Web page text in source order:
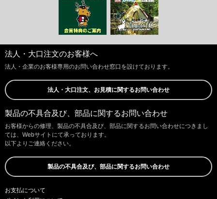
法人・大口注文のお客様へ
法人・企業のお客様専用のお問い合わせ窓口を設けております。
法人・大口注文、お見積に関するお問い合わせ
製品の不具合及び、部品に関するお問い合わせ
お客様からの修理、製品の不具合及び、部品に関するお問い合わせにつきまし
ては、Webサイトにて承っております。
以下よりご連絡ください。
製品の不具合及び、部品に関するお問い合わせ
お支払について